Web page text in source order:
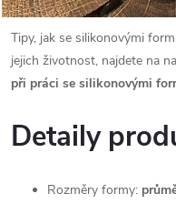
Tipy, jak se silikonovými
jejich životnost, najdete na
při práci se silikonovými
Detaily
Rozměry formy: